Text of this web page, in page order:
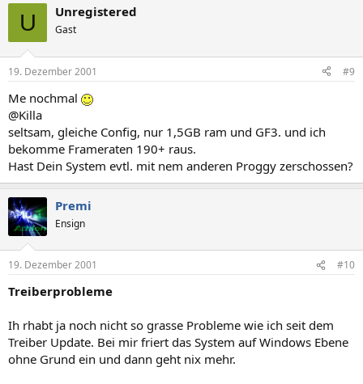
U Unregistered
Gast
19. Dezember 2001 #9
Me nochmal
@Killa
seltsam, gleiche Config, nur 1,5GB ram und GF3. und ich
bekomme Frameraten 190+ raus.
Hast Dein System evtl. mit nem anderen Proggy zerschossen?
Premi
Ensign
19. Dezember 2001 #10
Treiberprobleme
Ih rhabt ja noch nicht so grasse Probleme wie ich seit dem
Treiber Update. Bei mir friert das System auf Windows Ebene
ohne Grund ein und dann geht nix mehr.